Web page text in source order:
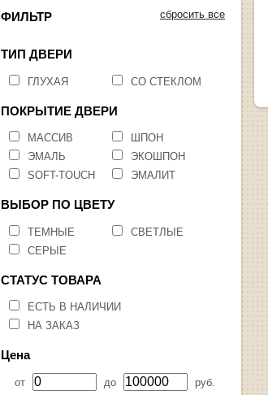
сбросить все
ФИЛЬТР
ТИП ДВЕРИ
ГЛУХАЯ СО СТЕКЛОМ
ПОКРЫТИЕ ДВЕРИ
МАССИВ
ШПОН
ЭМАЛЬ
ЭКОШПОН
SOFT-TOUCH
ЭМАЛИТ
ВЫБОР ПО ЦВЕТУ
ТЕМНЫЕ
СВЕТЛЫЕ
СЕРЫЕ
СТАТУС ТОВАРА
ЕСТЬ В НАЛИЧИИ
НА ЗАКАЗ
Цена
от до руб.